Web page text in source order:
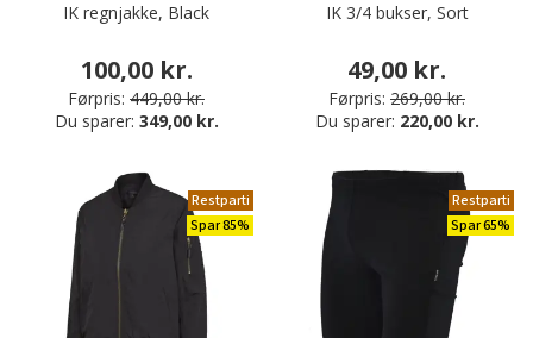
IK regnjakke, Black
100,00 kr.
Førpris: 449,00 kr.
Du sparer: 349,00 kr.
IK 3/4 bukser, Sort
49,00 kr.
Førpris: 269,00 kr.
Du sparer: 220,00 kr.
Restparti
Spar 85%
Restparti
Spar 65%